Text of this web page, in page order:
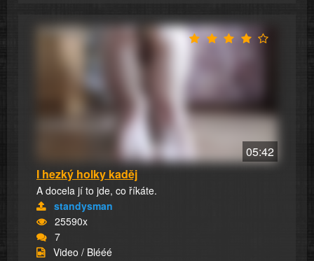
05:42
I hezký holky kaděj
A docela jí to jde, co říkáte.
standysman
25590x
7
Video / Blééé